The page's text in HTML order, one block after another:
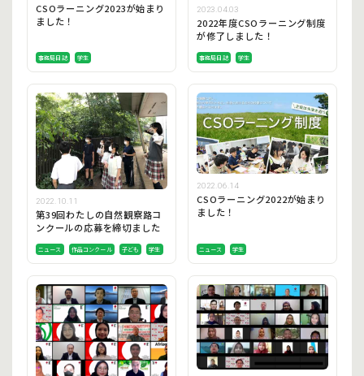
CSOラーニング2023が始まり
ました！
事務局日誌 学生
2023.04.03
2022年度CSOラーニング制度
が修了しました！
事務局日誌 学生
2022.10.11
第39回わたしの自然観察路コ
ンクールの応募を締切ました
ニュース 作品コンクール 子ども 学生
2022.06.14
CSOラーニング2022が始まり
ました！
ニュース 学生